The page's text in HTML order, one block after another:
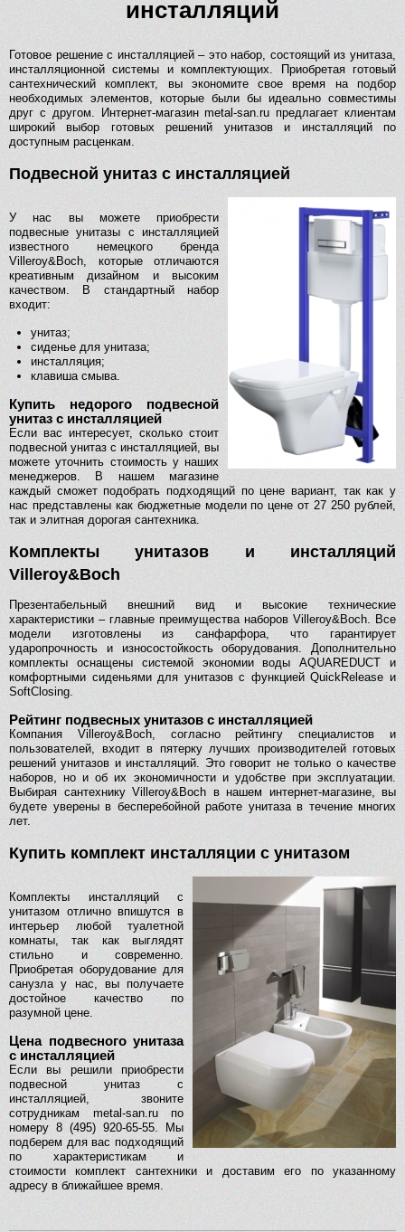
инсталляций
Готовое решение с инсталляцией – это набор, состоящий из унитаза,
инсталляционной системы и комплектующих. Приобретая готовый
сантехнический комплект, вы экономите свое время на подбор
необходимых элементов, которые были бы идеально совместимы
друг с другом. Интернет-магазин metal-san.ru предлагает клиентам
широкий выбор готовых решений унитазов и инсталляций по
доступным расценкам.
Подвесной унитаз с инсталляцией
У нас вы можете приобрести
подвесные унитазы с инсталляцией
известного немецкого бренда
Villeroy&Boch, которые отличаются
креативным дизайном и высоким
качеством. В стандартный набор
входит:
унитаз;
сиденье для унитаза;
инсталляция;
клавиша смыва.
Купить недорого подвесной
унитаз с инсталляцией
Если вас интересует, сколько стоит
подвесной унитаз с инсталляцией, вы
можете уточнить стоимость у наших
менеджеров. В нашем магазине
каждый сможет подобрать подходящий по цене вариант, так как у
нас представлены как бюджетные модели по цене от 27 250 рублей,
так и элитная дорогая сантехника.
Комплекты унитазов и инсталляций
Villeroy&Boch
Презентабельный внешний вид и высокие технические
характеристики – главные преимущества наборов Villeroy&Boch. Все
модели изготовлены из санфарфора, что гарантирует
ударопрочность и износостойкость оборудования. Дополнительно
комплекты оснащены системой экономии воды AQUAREDUCT и
комфортными сиденьями для унитазов с функцией QuickRelease и
SoftClosing.
Рейтинг подвесных унитазов с инсталляцией
Компания Villeroy&Boch, согласно рейтингу специалистов и
пользователей, входит в пятерку лучших производителей готовых
решений унитазов и инсталляций. Это говорит не только о качестве
наборов, но и об их экономичности и удобстве при эксплуатации.
Выбирая сантехнику Villeroy&Boch в нашем интернет-магазине, вы
будете уверены в бесперебойной работе унитаза в течение многих
лет.
Купить комплект инсталляции с унитазом
Комплекты инсталляций с
унитазом отлично впишутся в
интерьер любой туалетной
комнаты, так как выглядят
стильно и современно.
Приобретая оборудование для
санузла у нас, вы получаете
достойное качество по
разумной цене.
Цена подвесного унитаза
с инсталляцией
Если вы решили приобрести
подвесной унитаз с
инсталляцией, звоните
сотрудникам metal-san.ru по
номеру 8 (495) 920-65-55. Мы
подберем для вас подходящий
по характеристикам и
стоимости комплект сантехники и доставим его по указанному
адресу в ближайшее время.